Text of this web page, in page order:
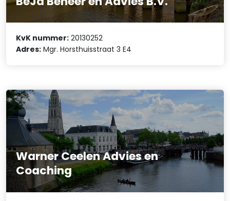
KvK nummer: 20130252
Adres: Mgr. Horsthuisstraat 3 E4
Warner Ceelen Advies en
Coaching